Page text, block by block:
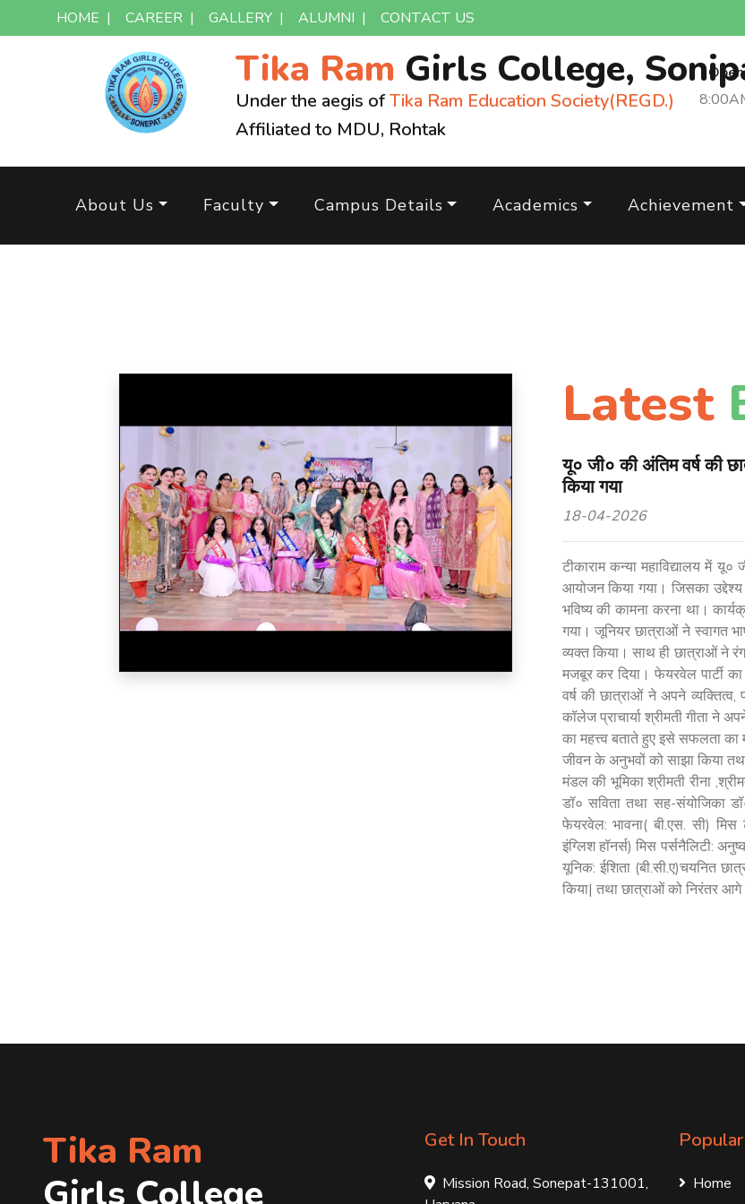
HOME | CAREER | GALLERY | ALUMNI | CONTACT US
Tika Ram Girls College,
Under the aegis ofTika Ram Education Society(REGD.)
Affiliated to MDU, Rohtak
About Us Faculty Campus Details Academics Achievement
Latest
यू० जी० की अंतिम वर्ष की
किया गया
18-04-2026
टीकाराम कन्या महाविद्यालय में
आयोजन किया गया। जिसका
भविष्य की कामना करना था।
गया। जूनियर छात्राओं ने स्वागत
व्यक्त किया। साथ ही छात्राओं ने
मजबूर कर दिया। फेयरवेल पार्टी
वर्ष की छात्राओं ने अपने व्यक्तित्व,
कॉलेज प्राचार्या श्रीमती गीता ने
का महत्त्व बताते हुए इसे सफलता
जीवन के अनुभवों को साझा किया
मंडल की भूमिका श्रीमती रीना
डॉ० सविता तथा सह-संयोजिका
फेयरवेल: भावना( बी.एस. सी) मिस
इंग्लिश हॉनर्स) मिस पर्सनैलिटी:
यूनिक: ईशिता (बी.सी.ए)चयनित
किया| तथा छात्राओं को निरंतर
Tika Ram
Girls College
Get In Touch
Mission Road, Sonepat-131001,
Home